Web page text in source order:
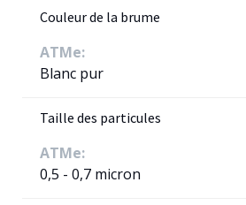
Couleur de la brume
ATMe:
Blanc pur
Taille des particules
ATMe:
0,5 - 0,7 micron